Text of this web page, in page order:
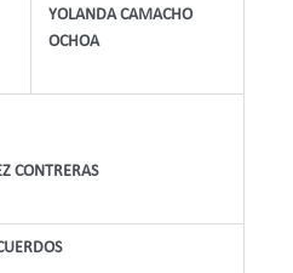
YOLANDA CAMACHO
OCHOA
CONTRERAS